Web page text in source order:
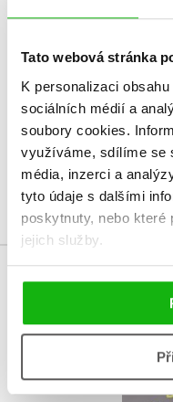
Tato webová stránka
K personalizaci
sociálních médií a
soubory cookies.
využíváme, sdílíme se
média, inzerci a
tyto údaje s dalšími
poskytnuty, nebo které
jejich služby.
HODNOCENÍ ČTENÁŘŮ
V současné době nejsou
Vaše hodnocení
Uživatelskou recenzi
Přihlásit
MOHLO